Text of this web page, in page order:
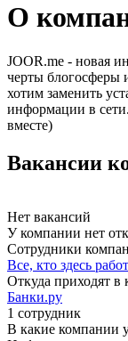
О
JOOR.me - новая
черты блогосферы
хотим заменить
информации в
вместе)
Вакансии
Нет вакансий
У компании нет
Сотрудники
Все, кто здесь
Откуда приходят
Банки.ру
1 сотрудник
В какие компании